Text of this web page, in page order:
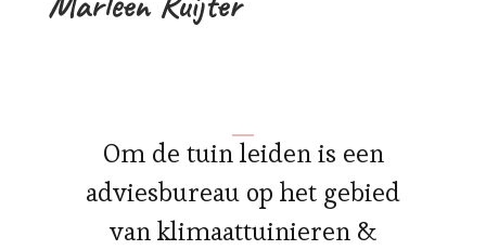
Om de tuin leiden is een
adviesbureau op het gebied
van klimaattuinieren &